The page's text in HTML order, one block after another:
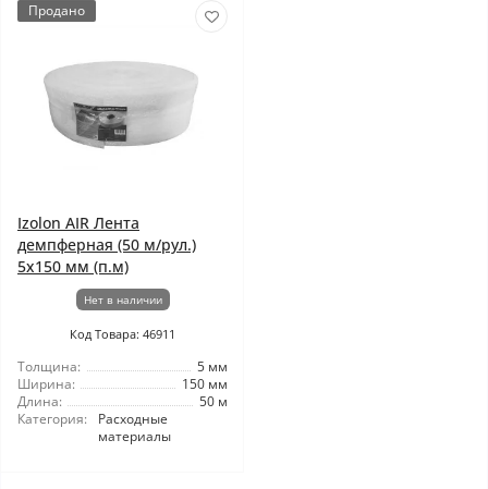
Продано
Izolon AIR Лента
демпферная (50 м/рул.)
5x150 мм (п.м)
Нет в наличии
Код Товара: 46911
Толщина:
5 мм
Ширина:
150 мм
Длина:
50 м
Категория:
Расходные
материалы